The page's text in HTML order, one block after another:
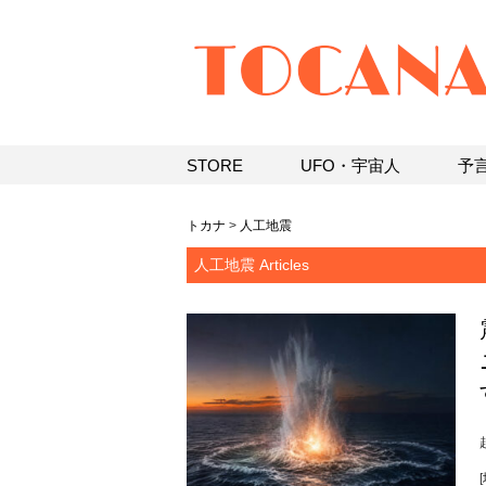
トカナ > 人工地震
人工地震 Articles
[
STORE UFO・宇宙人 予